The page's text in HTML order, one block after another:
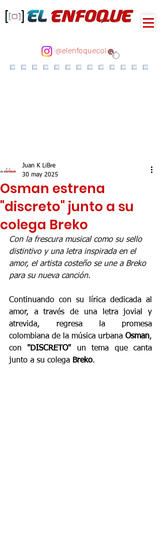
@elenfoquecol
Osman estrena
"discreto" junto a su
colega Breko
Juan K LiBre
30 may 2025
Con la frescura musical como su sello
distintivo y una letra inspirada en el
amor, el artista costeño se une a Breko
para su nueva canción.
Continuando con su lírica dedicada al
amor, a través de una letra jovial y
atrevida, regresa la promesa
colombiana de la música urbana Osman,
con "DISCRETO" un tema que canta
junto a su colega Breko.